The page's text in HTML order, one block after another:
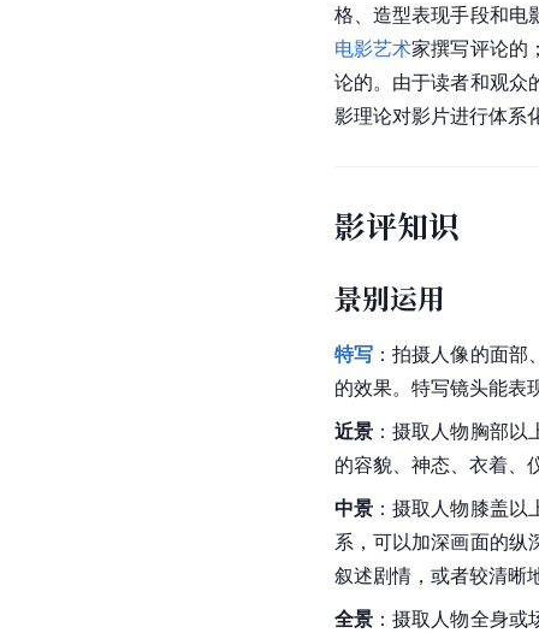
格、造型表现手段和电
电影艺术家撰写评论的
论的。由于读者和观众
影理论对影片进行体系
影评知识
景别运用
特写 ：拍摄人像的面
的效果。特写镜头能表
近景 ：摄取人物胸部
的容貌、神态、衣着、
中景 ：摄取人物膝盖
系，可以加深画面的纵
叙述剧情，或者较清晰
全景 ：摄取人物全身